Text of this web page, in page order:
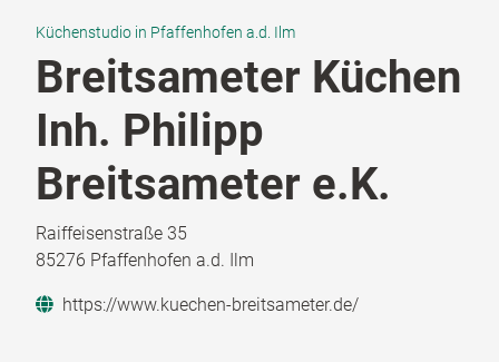
Küchenstudio in Pfaffenhofen a.d. Ilm
Breitsameter Küchen
Inh. Philipp
Breitsameter e.K.
Raiffeisenstraße 35
85276 Pfaffenhofen a.d. Ilm
https://www.kuechen-breitsameter.de/